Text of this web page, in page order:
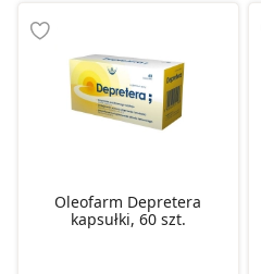
Oleofarm Depretera
kapsułki, 60 szt.